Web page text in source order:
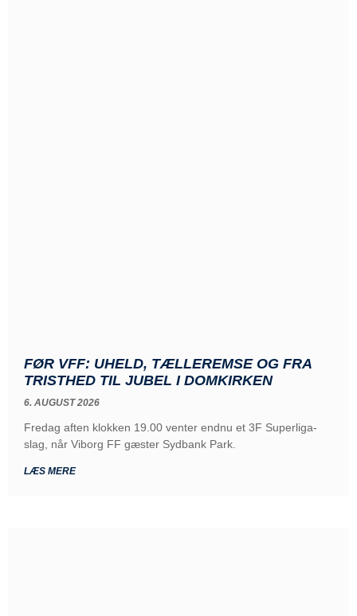
FØR VFF: UHELD, TÆLLEREMSE OG FRA
TRISTHED TIL JUBEL I DOMKIRKEN
6. AUGUST 2026
Fredag aften klokken 19.00 venter endnu et 3F Superliga-
slag, når Viborg FF gæster Sydbank Park.
LÆS MERE